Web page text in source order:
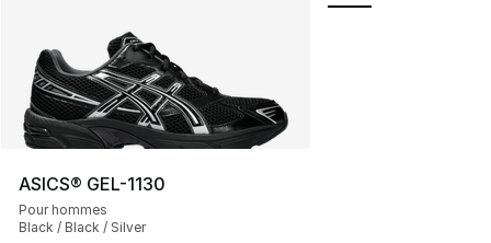
ASICS® GEL-1130
Pour hommes
Black / Black / Silver